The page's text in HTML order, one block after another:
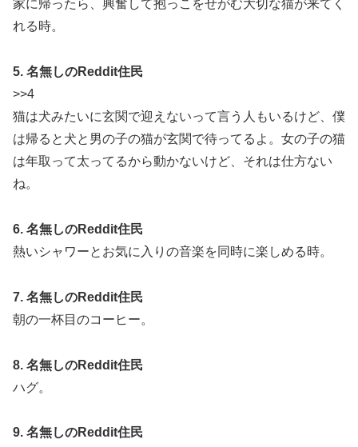
家に帰ったら、興奮して抱っこをせがむ大切な猫が来てく
れる時。
5. 名無しのReddit住民
>>4
猫は犬みたいに玄関で迎えないって言う人もいるけど、僕
は帰ると犬と男の子の猫が玄関で待ってるよ。女の子の猫
は年取って太ってるから動かないけど、それは仕方ない
ね。
6. 名無しのReddit住民
熱いシャワーとお気に入りの音楽を同時に楽しめる時。
7. 名無しのReddit住民
朝の一杯目のコーヒー。
8. 名無しのReddit住民
ハグ。
9. 名無しのReddit住民